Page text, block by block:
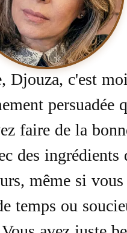
Djouza, c'est
persuadée
faire de la
des ingrédients
même si vous
temps ou